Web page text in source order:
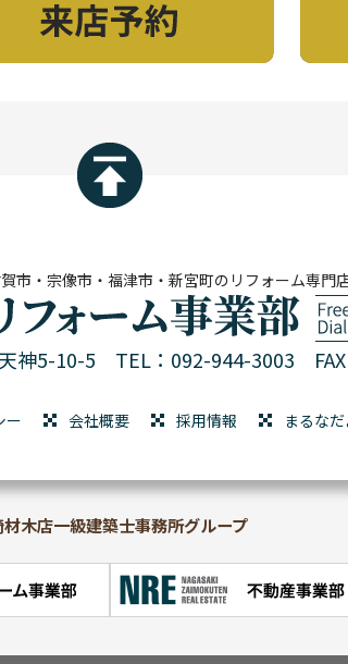
市・宗像市・福津市・新宮町のリフォーム専門
神5-10-5 TEL：092-944-3003
ー 会社概要 採用情報 まるなだ
木店一級建築士事務所グループ